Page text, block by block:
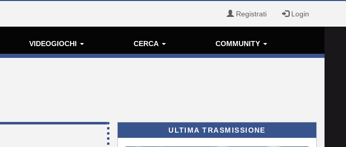
Registrati Login
VIDEOGIOCHI CERCA COMMUNITY
ULTIMA TRASMISSIONE